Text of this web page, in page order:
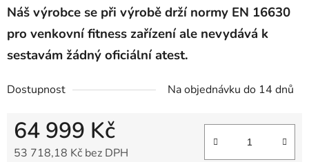
Náš výrobce se při výrobě drží normy EN 16630
pro venkovní fitness zařízení ale nevydává k
sestavámžádnýoficiálníatest.
Dostupnost Na objednávku do 14 dnů
64 999 Kč
53 718,18 Kč bez DPH